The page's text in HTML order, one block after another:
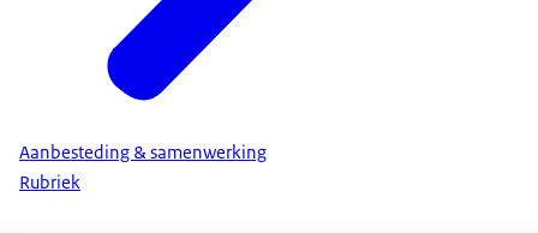
Aanbesteding & samenwerking
Rubriek